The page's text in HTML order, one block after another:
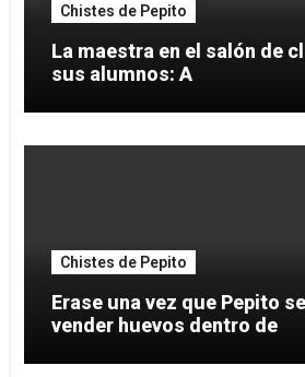
Chistes de Pepito
La maestra en el salón de
sus alumnos: A
Chistes de Pepito
Erase una vez que Pepito
vender huevos dentro de